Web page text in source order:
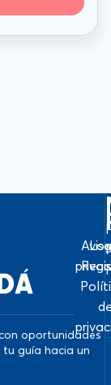
oportunidades
tu guía hacia un